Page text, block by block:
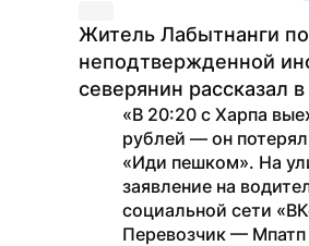
Житель Лабытнанги
неподтвержденной
северянин рассказал
«В 20:20 с Харпа
рублей — он
«Иди пешком». На
заявление на
социальной сети
Перевозчик —